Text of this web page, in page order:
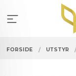
innholdet
FORSIDE UTSTYR